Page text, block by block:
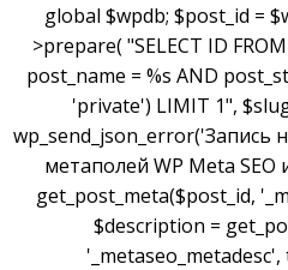
global $wpdb; $post_id =
>prepare( "SELECT ID
post_name = %s AND
'private') LIMIT 1",
wp_send_json_error('Запись
метаполей WP Meta
get_post_meta($post_id,
$description =